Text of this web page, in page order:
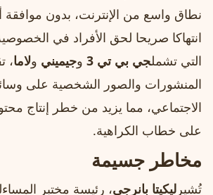
نطاق واسع من الإنترنت، بدون موافقة
انتهاكا صريحا لحق الأفراد في
التي تشملجي بي تي 3 وجيميني ولاما،
المنشورات والصور الشخصية على
الاجتماعي، مما يزيد من خطر إنتاج
على خطاب الكراهية.
مخاطر جسيمة
تُشير ليكيتا بانرجي، رئيسة مختبر